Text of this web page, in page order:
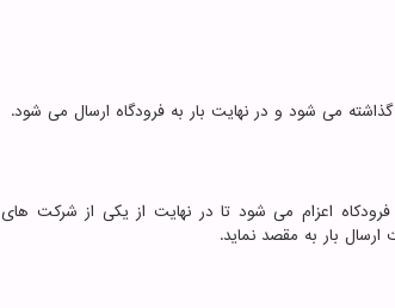
گذاشته می شود و در نهایت بار به فرودگاه ارسال می شود.
اعزام می شود تا در نهایت از یکی از شرکت های
بار به مقصد نماید.